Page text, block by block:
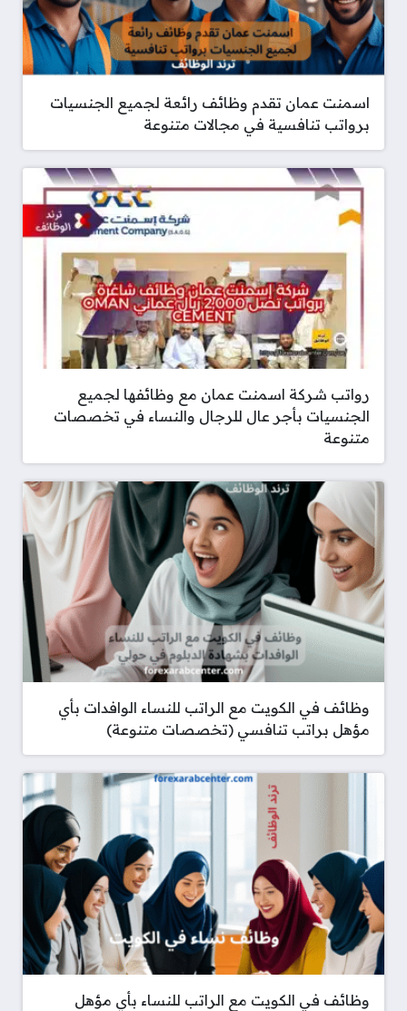
اسمنت عمان تقدم وظائف رائعة لجميع الجنسيات
برواتب تنافسية في مجالات متنوعة
رواتب شركة اسمنت عمان مع وظائفها لجميع
الجنسيات بأجر عال للرجال والنساء في تخصصات
متنوعة
وظائف في الكويت مع الراتب للنساء الوافدات بأي
مؤهل براتب تنافسي (تخصصات متنوعة)
وظائف في الكويت مع الراتب للنساء بأي مؤهل